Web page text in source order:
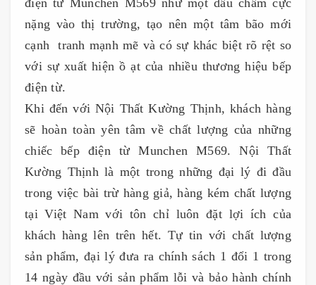
nặng vào thị trường, tạo nên một tâm bão mới
cạnh tranh mạnh mẽ và có sự khác biệt rõ rệt so
với sự xuất hiện ồ ạt của nhiều thương hiệu bếp
điện từ.
Khi đến với Nội Thất Kường Thịnh, khách hàng
sẽ hoàn toàn yên tâm về chất lượng của những
chiếc bếp điện từ Munchen M569. Nội Thất
Kường Thịnh là một trong những đại lý đi đầu
trong việc bài trừ hàng giả, hàng kém chất lượng
tại Việt Nam với tôn chỉ luôn đặt lợi ích của
khách hàng lên trên hết. Tự tin với chất lượng
sản phẩm, đại lý đưa ra chính sách 1 đổi 1 trong
14 ngày đầu với sản phẩm lỗi và bảo hành chính